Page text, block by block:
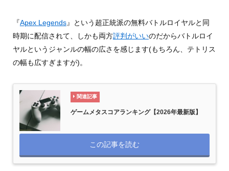
『Apex Legends』という超正統派の無料バトルロイヤルと同
時期に配信されて、しかも両方評判がいいのだからバトルロイ
ヤルというジャンルの幅の広さを感じます(もちろん、テトリス
の幅も広すぎますが)。
関連記事
ゲームメタスコアランキング【2026年最新版】
この記事を読む